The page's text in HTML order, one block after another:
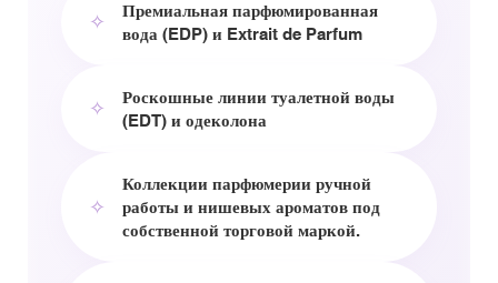
✧
Премиальная парфюмированная
вода (EDP) и Extrait de Parfum
✧
Роскошные линии туалетной воды
(EDT) и одеколона
✧
Коллекции парфюмерии ручной
работы и нишевых ароматов под
собственной торговой маркой.